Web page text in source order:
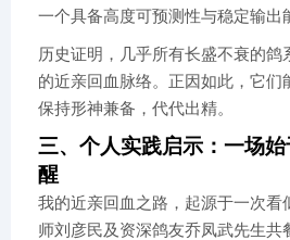
一个具备高度可预测性与稳定输出
历史证明，几乎所有长盛不衰的鸽
的近亲回血脉络。正因如此，它们
保持形神兼备，代代出精。
三、个人实践启示：一场
醒
我的近亲回血之路，起源于一次看
师刘彦民及资深鸽友乔凤武先生共